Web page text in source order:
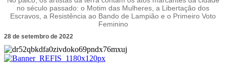
no século passado: o Motim das Mulheres, a Libertação dos
Escravos, a Resistência ao Bando de Lampião e o Primeiro Voto
Feminino
28 de setembro de 2022